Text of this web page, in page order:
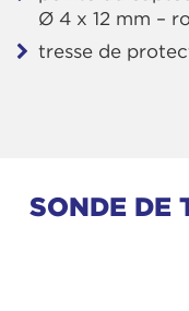
Ø 4 x 12 mm –
tresse de
SONDE DE